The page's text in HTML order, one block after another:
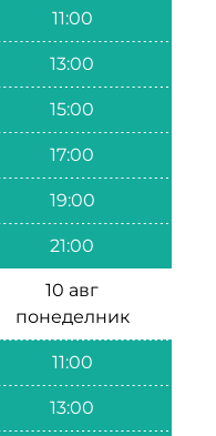
11:00
13:00
15:00
17:00
19:00
21:00
10 авг
понеделник
11:00
13:00